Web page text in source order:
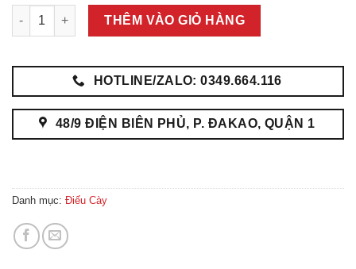
Điếu Cày Thanh Hóa Điếu Quái Long Quy số lượng
THÊM VÀO GIỎ HÀNG
HOTLINE/ZALO: 0349.664.116
48/9 ĐIỆN BIÊN PHỦ, P. ĐAKAO, QUẬN 1
Danh mục: Điếu Cày